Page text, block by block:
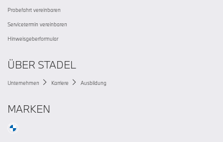
Probefahrt vereinbaren
Servicetermin vereinbaren
Hinweisgeberformular
ÜBER STADEL
Unternehmen Karriere Ausbildung
MARKEN